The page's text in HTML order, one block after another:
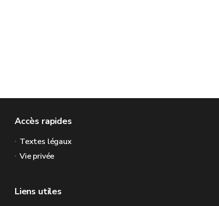
Accès rapides
Textes légaux
Vie privée
Liens utiles